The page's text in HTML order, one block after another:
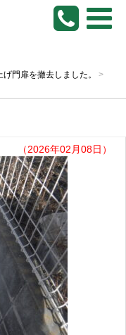
門扉を撤去しました。
>
（2026年02月08日）